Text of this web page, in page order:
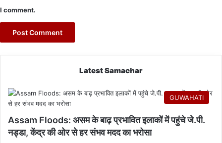
I comment.
Latest Samachar
GUWAHATI
Assam Floods: असम के बाढ़ प्रभावित इलाकों में पहुंचे जे.पी.
नड्डा, केंद्र की ओर से हर संभव मदद का भरोसा